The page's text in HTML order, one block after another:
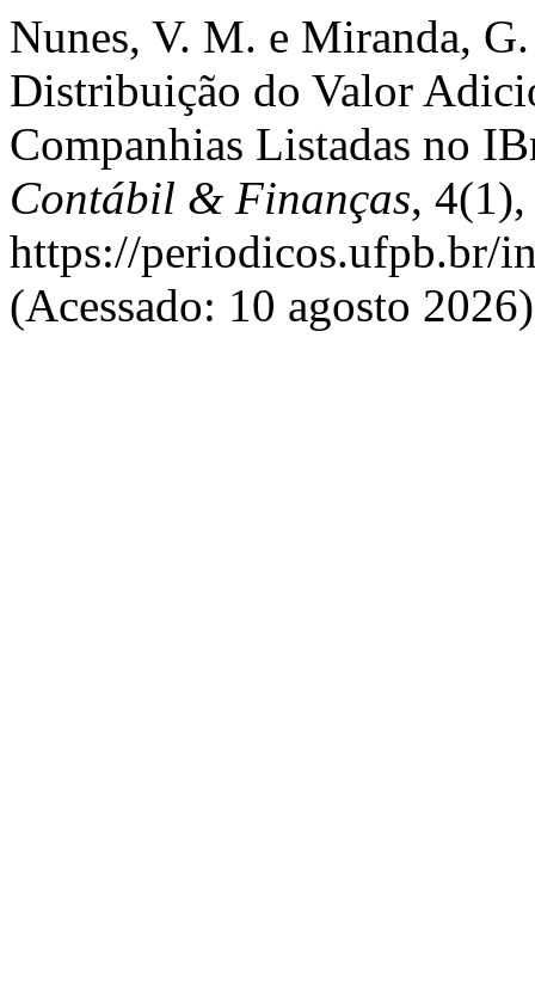
Nunes, V. M. e Miranda,
Distribuição do Valor
Companhias Listadas no
Contábil & Finanças,
https://periodicos.ufpb.br/
(Acessado: 10 agosto